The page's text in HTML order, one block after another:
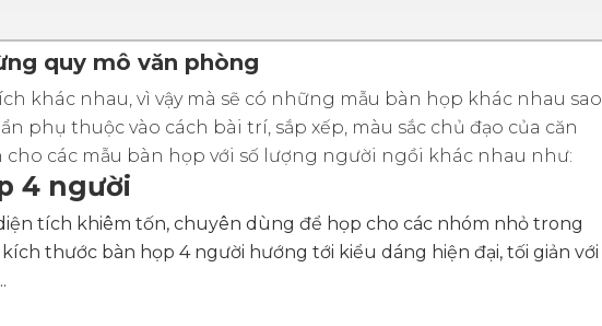
quy mô văn phòng
khác nhau, vì vậy mà sẽ có những mẫu bàn họp khác nhau sao
phụ thuộc vào cách bài trí, sắp xếp, màu sắc chủ đạo của căn
các mẫu bàn họp với số lượng người ngồi khác nhau như:
4 người
tích khiêm tốn, chuyên dùng để họp cho các nhóm nhỏ trong
thước bàn họp 4 người hướng tới kiểu dáng hiện đại, tối giản với